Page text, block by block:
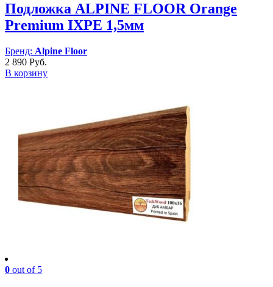
Подложка ALPINE FLOOR Orange
Premium IXPE 1,5мм
Бренд: Alpine Floor
2 890 Руб.
В корзину
0 out of 5